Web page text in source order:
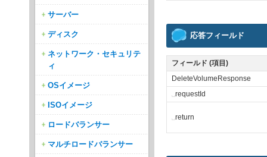
応答フィールド
フィールド (項目)
DeleteVolumeResponse
␣requestId
␣return
サーバー
ディスク
ネットワーク・セキュリテ
ィ
OSイメージ
ISOイメージ
ロードバランサー
マルチロードバランサー